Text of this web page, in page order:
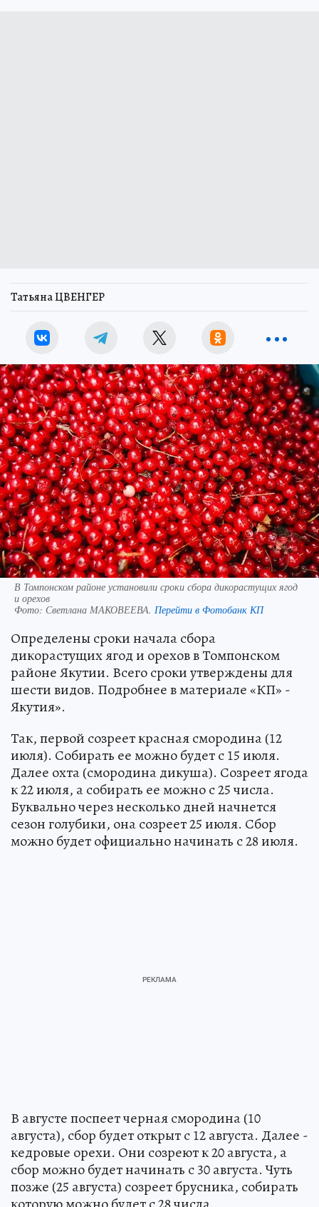
Татьяна ЦВЕНГЕР
В Томпонском районе установили сроки сбора дикорастущих ягод
и орехов
Фото: Светлана МАКОВЕЕВА. Перейти в Фотобанк КП
Определены сроки начала сбора
дикорастущих ягод и орехов в Томпонском
районе Якутии. Всего сроки утверждены для
шести видов. Подробнее в материале «КП» -
Якутия».
Так, первой созреет красная смородина (12
июля). Собирать ее можно будет с 15 июля.
Далее охта (смородина дикуша). Созреет ягода
к 22 июля, а собирать ее можно с 25 числа.
Буквально через несколько дней начнется
сезон голубики, она созреет 25 июля. Сбор
можно будет официально начинать с 28 июля.
В августе поспеет черная смородина (10
августа), сбор будет открыт с 12 августа. Далее -
кедровые орехи. Они созреют к 20 августа, а
сбор можно будет начинать с 30 августа. Чуть
позже (25 августа) созреет брусника, собирать